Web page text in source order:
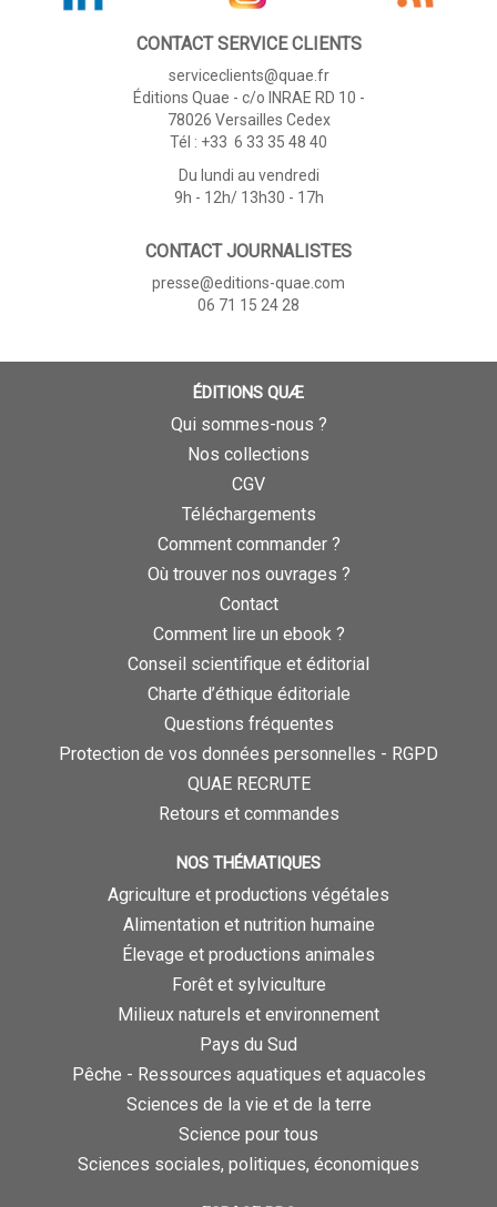
CONTACT SERVICE CLIENTS
serviceclients@quae.fr
Éditions Quae - c/o INRAE RD 10 -
78026 Versailles Cedex
Tél : +33 6 33 35 48 40
Du lundi au vendredi
9h - 12h/ 13h30 - 17h
CONTACT JOURNALISTES
presse@editions-quae.com
06 71 15 24 28
ÉDITIONS QUÆ
Qui sommes-nous ?
Nos collections
CGV
Téléchargements
Comment commander ?
Où trouver nos ouvrages ?
Contact
Comment lire un ebook ?
Conseil scientifique et éditorial
Charte d’éthique éditoriale
Questions fréquentes
Protection de vos données personnelles - RGPD
QUAE RECRUTE
Retours et commandes
NOS THÉMATIQUES
Agriculture et productions végétales
Alimentation et nutrition humaine
Élevage et productions animales
Forêt et sylviculture
Milieux naturels et environnement
Pays du Sud
Pêche - Ressources aquatiques et aquacoles
Sciences de la vie et de la terre
Science pour tous
Sciences sociales, politiques, économiques